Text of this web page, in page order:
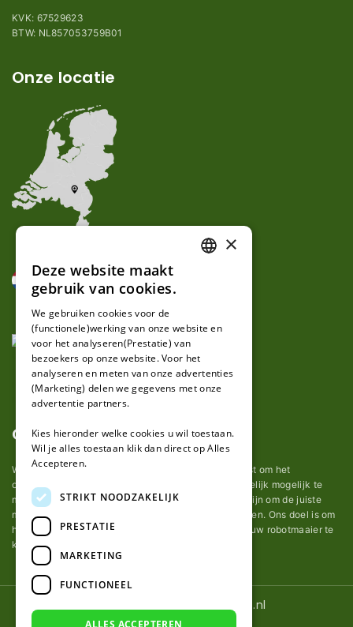
KVK: 67529623
BTW: NL857053759B01
Onze locatie
Over ons
Wij van robotmaaier-mesjes.nl doen ons uiterste best om het
onderhoud van robot grasmaaier mesjes zo gemakkelijk mogelijk te
maken. Uit ervaring merkten we hoe lastig het kan zijn om de juiste
messen voor een automatische grasmachine te vinden. Ons doel is om
het u makkelijk te maken om de goede mesjes voor uw robotmaaier te
kopen.
© 2026 Robotmaaier-mesjes.nl
GERMAN
×
Deze website maakt
gebruik van cookies.
We gebruiken cookies voor de
(functionele)werking van onze website en
voor het analyseren(Prestatie) van
bezoekers op onze website. Voor het
analyseren en meten van onze advertenties
(Marketing) delen we gegevens met onze
advertentie partners.
Kies hieronder welke cookies u wil toestaan.
Wil je alles toestaan klik dan direct op Alles
Accepteren.
STRIKT NOODZAKELIJK
PRESTATIE
MARKETING
FUNCTIONEEL
ALLES ACCEPTEREN